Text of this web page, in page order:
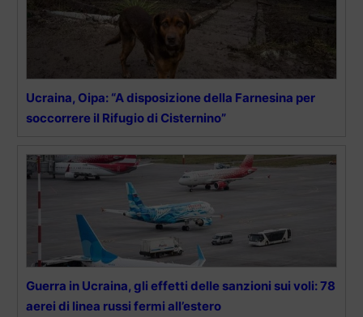
Ucraina, Oipa: “A disposizione della Farnesina per
soccorrere il Rifugio di Cisternino”
Guerra in Ucraina, gli effetti delle sanzioni sui voli: 78
aerei di linea russi fermi all’estero